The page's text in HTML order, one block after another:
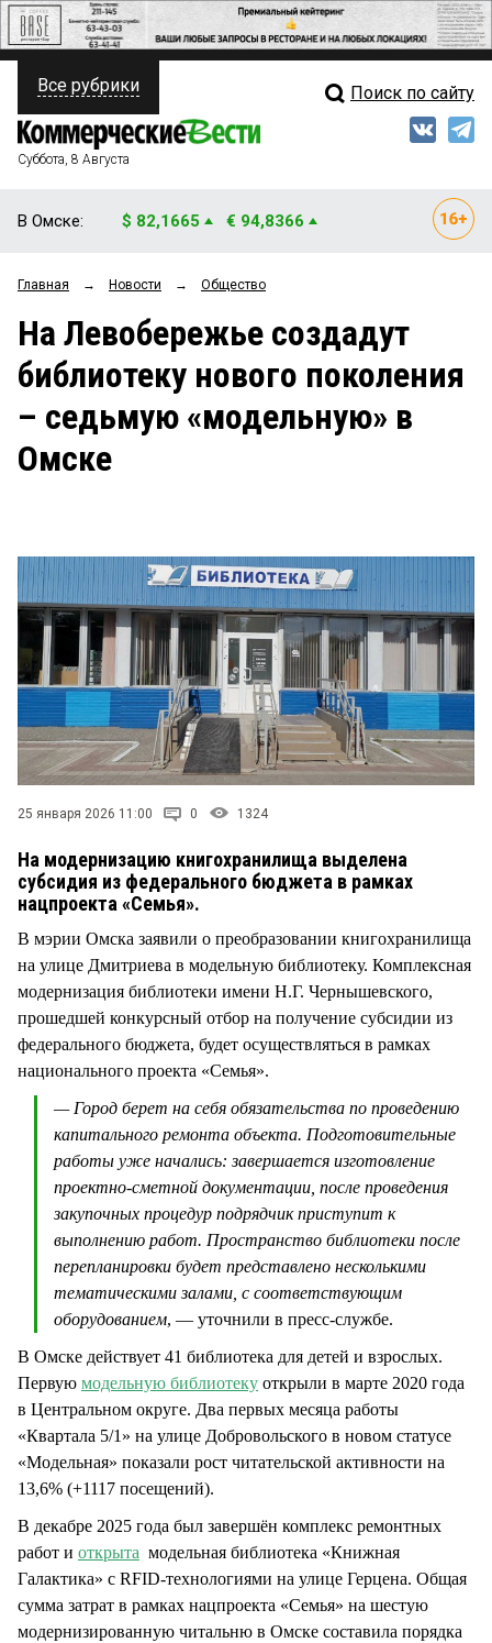
ПОЛИТИКА
ФИНАНСЫ
ОБЩЕСТВО
ЗАКОН
НОВОСТИ КОМПАНИЙ
Свежий выпуск
Рейтинги
Блоги
Архив
Все рубрики Поиск по сайту
Суббота, 8 Августа
В Омске: $ 82,1665 € 94,8366
Главная → Новости → Общество
На Левобережье создадут
библиотеку нового поколения
– седьмую «модельную» в
Омске
25 января 2026 11:00 0 1324
На модернизацию книгохранилища выделена
субсидия из федерального бюджета в рамках
нацпроекта «Семья».
В мэрии Омска заявили о преобразовании книгохранилища
на улице Дмитриева в модельную библиотеку. Комплексная
модернизация библиотеки имени Н.Г. Чернышевского,
прошедшей конкурсный отбор на получение субсидии из
федерального бюджета, будет осуществляться в рамках
национального проекта «Семья».
— Город берет на себя обязательства по проведению
капитального ремонта объекта. Подготовительные
работы уже начались: завершается изготовление
проектно-сметной документации, после проведения
закупочных процедур подрядчик приступит к
выполнению работ. Пространство библиотеки после
перепланировки будет представлено несколькими
тематическими залами, с соответствующим
оборудованием, — уточнили в пресс-службе.
В Омске действует 41 библиотека для детей и взрослых.
Первую модельную библиотеку открыли в марте 2020 года
в Центральном округе. Два первых месяца работы
«Квартала 5/1» на улице Добровольского в новом статусе
«Модельная» показали рост читательской активности на
13,6% (+1117 посещений).
В декабре 2025 года был завершён комплекс ремонтных
работ и открыта модельная библиотека «Книжная
Галактика» с RFID-технологиями на улице Герцена. Общая
сумма затрат в рамках нацпроекта «Семья» на шестую
модернизированную читальню в Омске составила порядка